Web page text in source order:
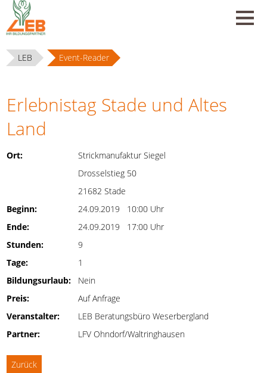
LEB Event-Reader
Erlebnistag Stade und Altes
Land
Ort:
Strickmanufaktur Siegel
Drosselstieg 50
21682 Stade
Beginn:
24.09.2019 10:00 Uhr
Ende:
24.09.2019 17:00 Uhr
Stunden:
9
Tage:
1
Bildungsurlaub:
Nein
Preis:
Auf Anfrage
Veranstalter:
LEB Beratungsbüro Weserbergland
Partner:
LFV Ohndorf/Waltringhausen
Zurück